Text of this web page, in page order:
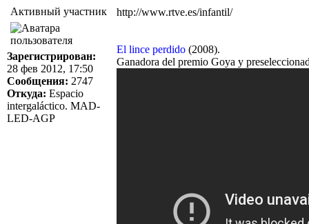
Активный участник
Зарегистрирован:
28 фев 2012, 17:50
Сообщения: 2747
Откуда: Espacio
intergaláctico. MAD-
LED-AGP
http://www.rtve.es/infantil/
El lince perdido (2008).
Ganadora del premio Goya y